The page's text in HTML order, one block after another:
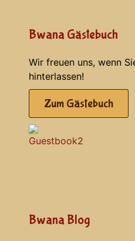
Bwana Gästebuch
Wir freuen uns, wenn
hinterlassen!
Zum Gästebuch
Bwana Blog